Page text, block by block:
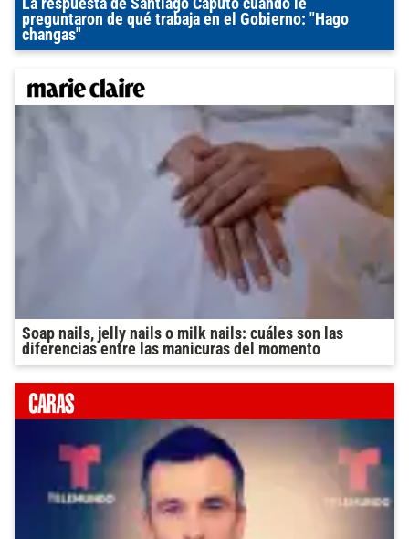
preguntaron de qué trabaja en el Gobierno: "Hago
changas"
Soap nails, jelly nails o milk nails: cuáles son las
diferencias entre las manicuras del momento